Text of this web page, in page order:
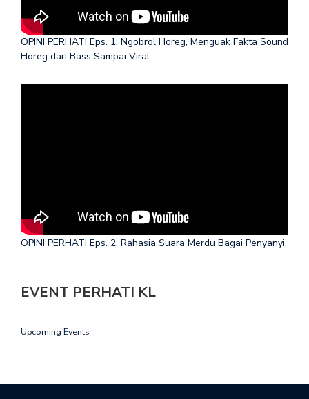
OPINI PERHATI Eps. 1: Ngobrol Horeg, Menguak Fakta Sound
Horeg dari Bass Sampai Viral
OPINI PERHATI Eps. 2: Rahasia Suara Merdu Bagai Penyanyi
EVENT PERHATI KL
Upcoming Events